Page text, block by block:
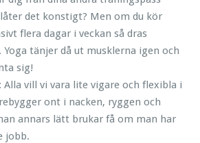
det konstigt? Men om du kör
flera dagar i veckan så dras
tänjer då ut musklerna igen och
sig!
Alla vill vi vara lite vigare och flexibla i
ont i nacken, ryggen och
annars lätt brukar få om man har
jobb.